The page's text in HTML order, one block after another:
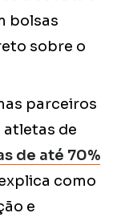
bolsas
sobre o
parceiros
atletas de
de até 70%
como
e